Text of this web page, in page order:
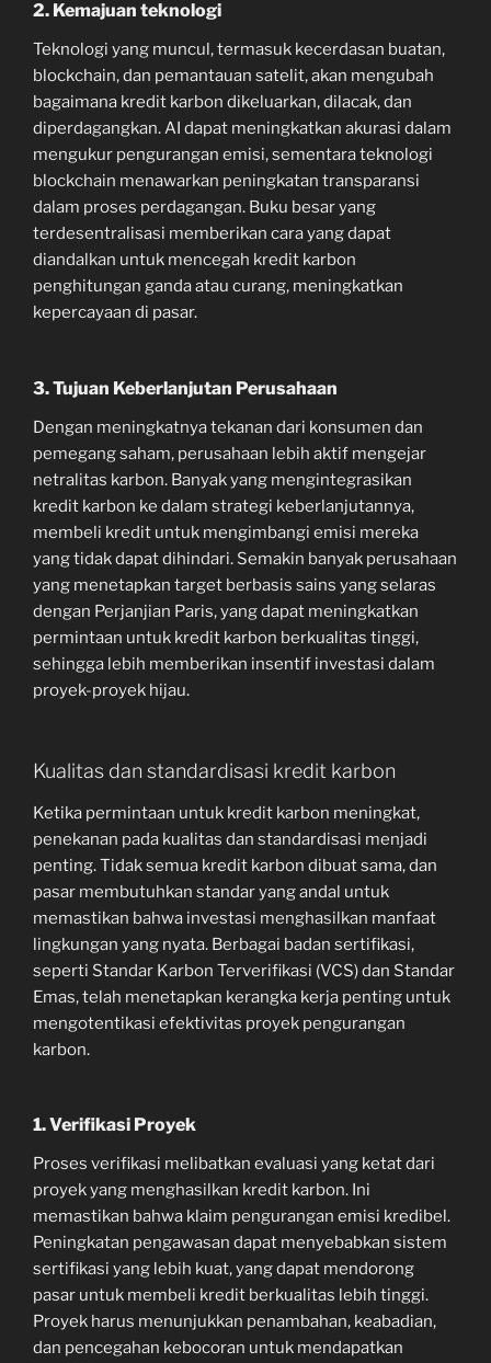
2. Kemajuan teknologi
Teknologi yang muncul, termasuk kecerdasan buatan,
blockchain, dan pemantauan satelit, akan mengubah
bagaimana kredit karbon dikeluarkan, dilacak, dan
diperdagangkan. AI dapat meningkatkan akurasi dalam
mengukur pengurangan emisi, sementara teknologi
blockchain menawarkan peningkatan transparansi
dalam proses perdagangan. Buku besar yang
terdesentralisasi memberikan cara yang dapat
diandalkan untuk mencegah kredit karbon
penghitungan ganda atau curang, meningkatkan
kepercayaan di pasar.
3. Tujuan Keberlanjutan Perusahaan
Dengan meningkatnya tekanan dari konsumen dan
pemegang saham, perusahaan lebih aktif mengejar
netralitas karbon. Banyak yang mengintegrasikan
kredit karbon ke dalam strategi keberlanjutannya,
membeli kredit untuk mengimbangi emisi mereka
yang tidak dapat dihindari. Semakin banyak perusahaan
yang menetapkan target berbasis sains yang selaras
dengan Perjanjian Paris, yang dapat meningkatkan
permintaan untuk kredit karbon berkualitas tinggi,
sehingga lebih memberikan insentif investasi dalam
proyek-proyek hijau.
Kualitas dan standardisasi kredit karbon
Ketika permintaan untuk kredit karbon meningkat,
penekanan pada kualitas dan standardisasi menjadi
penting. Tidak semua kredit karbon dibuat sama, dan
pasar membutuhkan standar yang andal untuk
memastikan bahwa investasi menghasilkan manfaat
lingkungan yang nyata. Berbagai badan sertifikasi,
seperti Standar Karbon Terverifikasi (VCS) dan Standar
Emas, telah menetapkan kerangka kerja penting untuk
mengotentikasi efektivitas proyek pengurangan
karbon.
1. Verifikasi Proyek
Proses verifikasi melibatkan evaluasi yang ketat dari
proyek yang menghasilkan kredit karbon. Ini
memastikan bahwa klaim pengurangan emisi kredibel.
Peningkatan pengawasan dapat menyebabkan sistem
sertifikasi yang lebih kuat, yang dapat mendorong
pasar untuk membeli kredit berkualitas lebih tinggi.
Proyek harus menunjukkan penambahan, keabadian,
dan pencegahan kebocoran untuk mendapatkan